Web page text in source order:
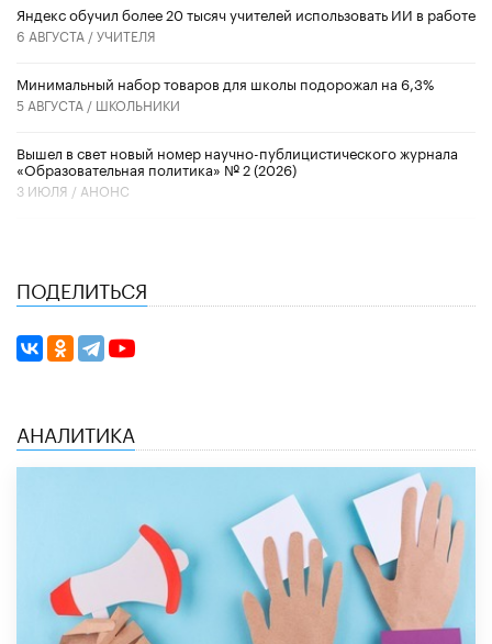
​Яндекс обучил более 20 тысяч учителей использовать ИИ в работе
6 АВГУСТА /УЧИТЕЛЯ
Минимальный набор товаров для школы подорожал на 6,3%
5 АВГУСТА / ШКОЛЬНИКИ
Вышел в свет новый номер научно-публицистического журнала
«Образовательная политика» № 2 (2026)
3 ИЮЛЯ / АНОНС
ПОДЕЛИТЬСЯ
АНАЛИТИКА